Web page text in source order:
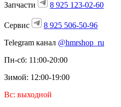
Запчасти 8 925 123-02-60
Сервис
8 925 506-50-96
Telegram канал @hmrshop_ru
Пн-сб: 11:00-20:00
Зимой: 12:00-19:00
Вс: выходной